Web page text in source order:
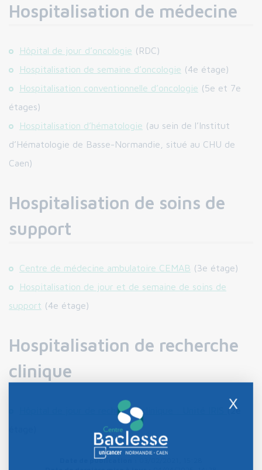
Hospitalisation de médecine
Hôpital de jour d’oncologie (RDC)
Hospitalisation de semaine d’oncologie (4e étage)
Hospitalisation conventionnelle d’oncologie (5e et 7e
étages)
Hospitalisation d’hématologie (au sein de l’Institut
d’Hématologie de Basse-Normandie, situé au CHU de
Caen)
Hospitalisation de soins de
support
Centre de médecine ambulatoire CEMAB (3e étage)
Hospitalisation de jour et de semaine de soins de
support (4e étage)
Hospitalisation de recherche
clinique
Hôpital de jour de recherche clinique : Unité IRIS
(2e
Date de publication :
X